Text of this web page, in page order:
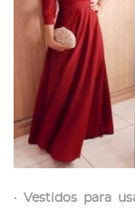
• Vestidos para